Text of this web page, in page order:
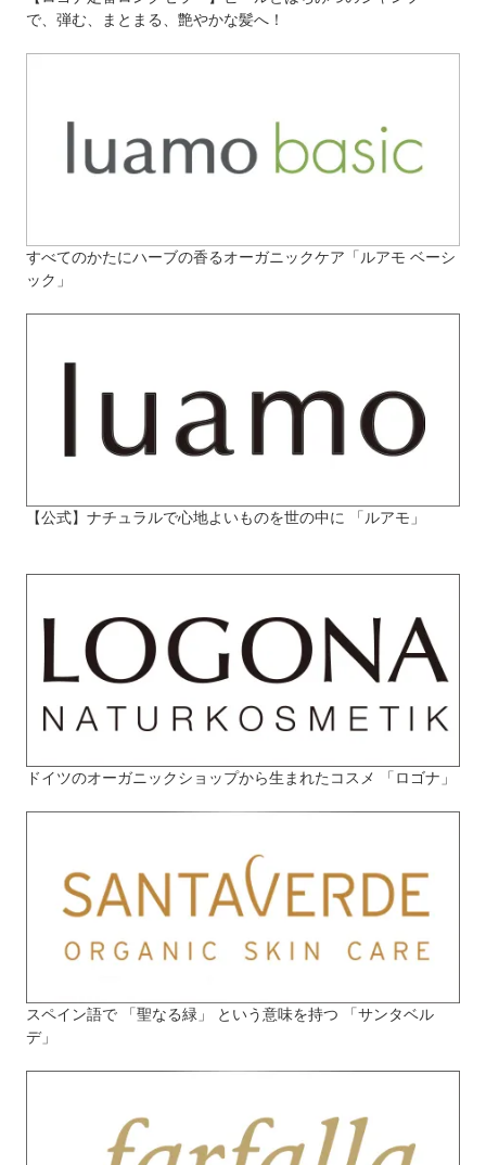
で、弾む、まとまる、艶やかな髪へ！
すべてのかたにハーブの香るオーガニックケア「ルアモ ベーシ
ック」
【公式】ナチュラルで心地よいものを世の中に 「ルアモ」
ドイツのオーガニックショップから生まれたコスメ 「ロゴナ」
スペイン語で 「聖なる緑」 という意味を持つ 「サンタベル
デ」